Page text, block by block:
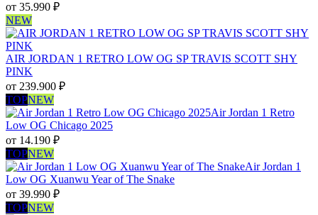
от 35.990 ₽
NEW
AIR JORDAN 1 RETRO LOW OG SP TRAVIS SCOTT SHY
PINK
от 239.900 ₽
TOPNEW
Air Jordan 1 Retro
Low OG Chicago 2025
от 14.190 ₽
TOPNEW
Air Jordan 1
Low OG Xuanwu Year of The Snake
от 39.990 ₽
TOPNEW